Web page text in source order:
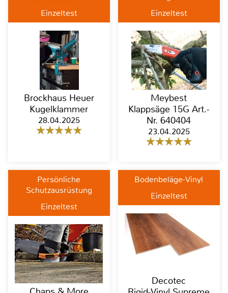
Einzeltest
Brockhaus Heuer
Kugelklammer
28.04.2025
Einzeltest
Meybest
Klappsäge 15G Art.-
Nr. 640404
23.04.2025
Persönliche
Schutzausrüstung
Einzeltest
Bodenbeläge-Vinyl
Einzeltest
Decotec